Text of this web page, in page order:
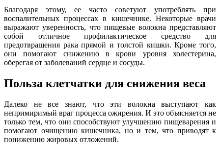
Благодаря этому, ее часто советуют употреблять при
воспалительных процессах в кишечнике. Некоторые врачи
выражают уверенность, что пищевые волокна представляют
собой отличное профилактическое средство для
предотвращения рака прямой и толстой кишки. Кроме того,
они помогают снижению в крови уровня холестерина,
оберегая от заболеваний сердце и сосуды.
Польза клетчатки для снижения веса
Далеко не все знают, что эти волокна выступают как
непримиримый враг процесса ожирения. И это объясняется не
только тем, что они способствуют улучшению пищеварения и
помогают очищению кишечника, но и тем, что приводят к
понижению жировых отложений.